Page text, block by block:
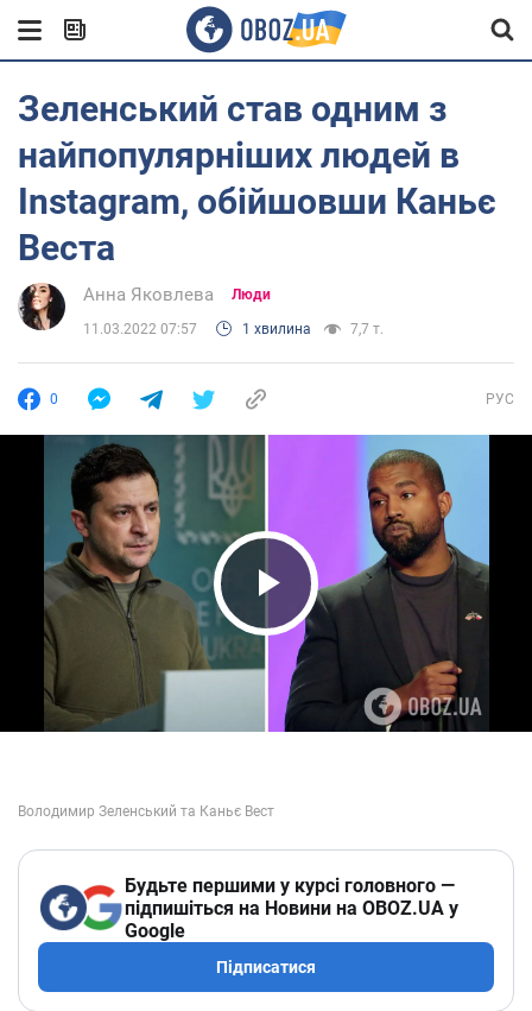
Зеленський став одним з
найпопулярніших людей в
Instagram, обійшовши Каньє
Веста
Анна Яковлева Люди
11.03.2022 07:57 1 хвилина 7,7 т.
0 РУС
Play Video
Будьте першими у курсі головного —
підпишіться на Новини на OBOZ.UA у
Google
Підписатися